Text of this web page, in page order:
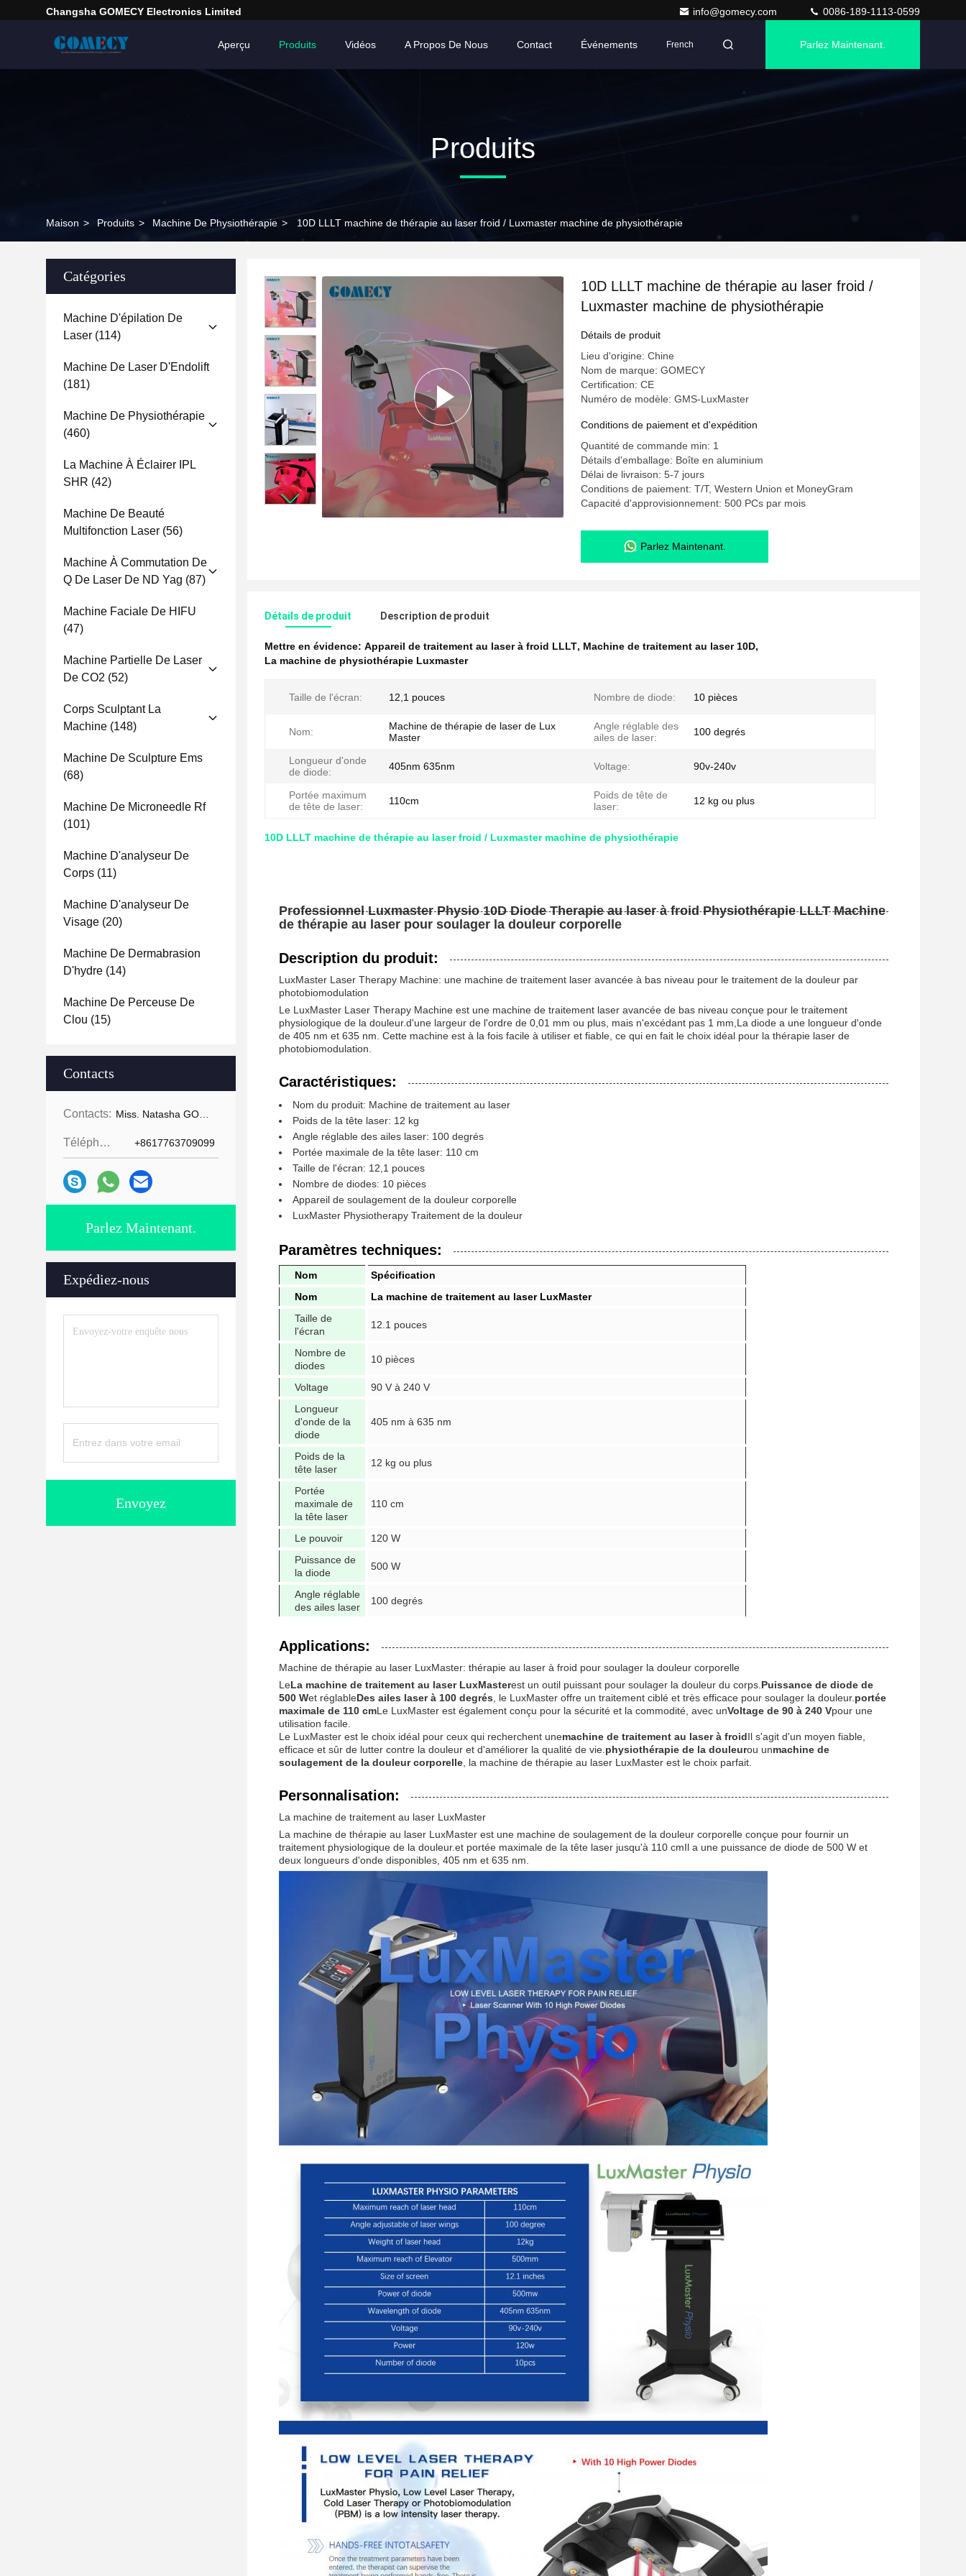
Changsha GOMECY Electronics Limited info@gomecy.com 0086-189-1113-0599
Aperçu Produits Vidéos A Propos De Nous Contact Événements French Parlez Maintenant.
Produits
Maison > Produits > Machine De Physiothérapie > 10D LLLT machine de thérapie au laser froid / Luxmaster machine de physiothérapie
Catégories
Machine D'épilation De
Laser (114)
Machine De Laser D'Endolift
(181)
Machine De Physiothérapie
(460)
La Machine À Éclairer IPL
SHR (42)
Machine De Beauté
Multifonction Laser (56)
Machine À Commutation De
Q De Laser De ND Yag (87)
Machine Faciale De HIFU
(47)
Machine Partielle De Laser
De CO2 (52)
Corps Sculptant La
Machine (148)
Machine De Sculpture Ems
(68)
Machine De Microneedle Rf
(101)
Machine D'analyseur De
Corps (11)
Machine D'analyseur De
Visage (20)
Machine De Dermabrasion
D'hydre (14)
Machine De Perceuse De
Clou (15)
Contacts
Contacts:
Téléphone: +8617763709099
Parlez Maintenant.
Expédiez-nous
Envoyez
10D LLLT machine de thérapie au laser froid /
Luxmaster machine de physiothérapie
Détails de produit
Lieu d'origine: Chine
Nom de marque: GOMECY
Certification: CE
Numéro de modèle: GMS-LuxMaster
Conditions de paiement et d'expédition
Quantité de commande min: 1
Détails d'emballage: Boîte en aluminium
Délai de livraison: 5-7 jours
Conditions de paiement: T/T, Western Union et MoneyGram
Capacité d'approvisionnement: 500 PCs par mois
Parlez Maintenant.
Détails de produit Description de produit
Mettre en évidence: Appareil de traitement au laser à froid LLLT, Machine de traitement au laser 10D,
La machine de physiothérapie Luxmaster
Taille de l'écran: 12,1 pouces Nombre de diode: 10 pièces
Nom:
Machine de thérapie de laser de Lux
Master
Angle réglable des
ailes de laser:
100 degrés
Longueur d'onde
de diode:
405nm 635nm Voltage: 90v-240v
Portée maximum
de tête de laser:
110cm
Poids de tête de
laser:
12 kg ou plus
10D LLLT machine de thérapie au laser froid / Luxmaster machine de physiothérapie
Professionnel Luxmaster Physio 10D Diode Therapie au laser à froid Physiothérapie LLLT Machine
de thérapie au laser pour soulager la douleur corporelle
Description du produit:
LuxMaster Laser Therapy Machine: une machine de traitement laser avancée à bas niveau pour le traitement de la douleur par
photobiomodulation
Le LuxMaster Laser Therapy Machine est une machine de traitement laser avancée de bas niveau conçue pour le traitement
physiologique de la douleur.d'une largeur de l'ordre de 0,01 mm ou plus, mais n'excédant pas 1 mm,La diode a une longueur d'onde
de 405 nm et 635 nm. Cette machine est à la fois facile à utiliser et fiable, ce qui en fait le choix idéal pour la thérapie laser de
photobiomodulation.
Caractéristiques:
Nom du produit: Machine de traitement au laser
Poids de la tête laser: 12 kg
Angle réglable des ailes laser: 100 degrés
Portée maximale de la tête laser: 110 cm
Taille de l'écran: 12,1 pouces
Nombre de diodes: 10 pièces
Appareil de soulagement de la douleur corporelle
LuxMaster Physiotherapy Traitement de la douleur
Paramètres techniques:
Nom
Spécification
Nom
La machine de traitement au laser LuxMaster
Taille de
l'écran
12.1 pouces
Nombre de
diodes
10 pièces
Voltage
90 V à 240 V
Longueur
d'onde de la
diode
405 nm à 635 nm
Poids de la
tête laser
12 kg ou plus
Portée
maximale de
la tête laser
110 cm
Le pouvoir
120 W
Puissance de
la diode
500 W
Angle réglable
des ailes laser
100 degrés
Applications:
Machine de thérapie au laser LuxMaster: thérapie au laser à froid pour soulager la douleur corporelle
LeLa machine de traitement au laser LuxMasterest un outil puissant pour soulager la douleur du corps. Puissance de diode de
500 Wet réglableDes ailes laser à 100 degrés , le LuxMaster offre un traitement ciblé et très efficace pour soulager la douleur. portée
maximale de 110 cmLe LuxMaster est également conçu pour la sécurité et la commodité, avec unVoltage de 90 à 240 Vpour une
utilisation facile.
Le LuxMaster est le choix idéal pour ceux qui recherchent unemachine de traitement au laser à froidIl s'agit d'un moyen fiable,
efficace et sûr de lutter contre la douleur et d'améliorer la qualité de vie. physiothérapie de la douleurou unmachine de
soulagement de la douleur corporelle , la machine de thérapie au laser LuxMaster est le choix parfait.
Personnalisation:
La machine de traitement au laser LuxMaster
La machine de thérapie au laser LuxMaster est une machine de soulagement de la douleur corporelle conçue pour fournir un
traitement physiologique de la douleur.et portée maximale de la tête laser jusqu'à 110 cmIl a une puissance de diode de 500 W et
deux longueurs d'onde disponibles, 405 nm et 635 nm.